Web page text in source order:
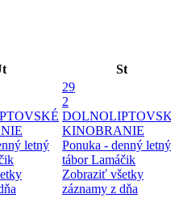
St
letný
29
2
KINOBRANIE
Ponuka - denný letný
tábor Lamáčik
Zobraziť všetky
záznamy z dňa